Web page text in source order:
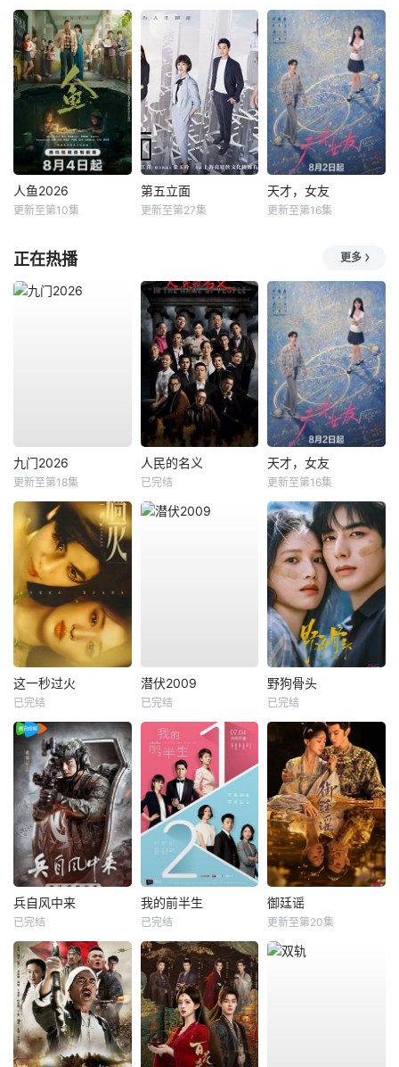
人鱼2026
更新至第10集
第五立面
更新至第27集
天才，女友
更新至第16集
正在热播 更多
九门2026
更新至第18集
人民的名义
已完结
天才，女友
更新至第16集
这一秒过火
已完结
潜伏2009
已完结
野狗骨头
已完结
兵自风中来
已完结
我的前半生
已完结
御廷谣
更新至第20集